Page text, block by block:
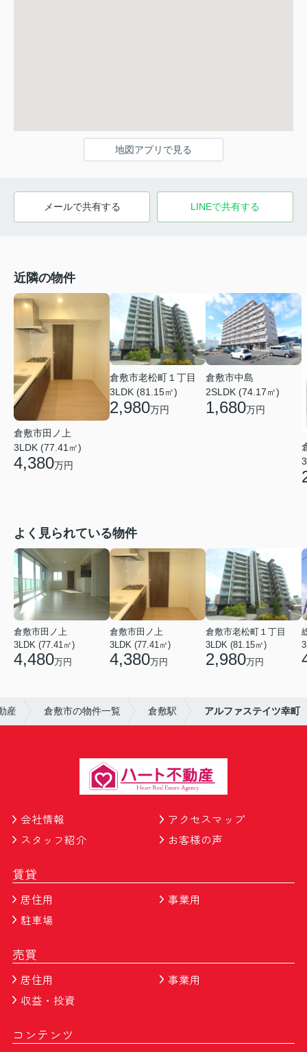
地図アプリで見る
メールで共有する LINEで共有する
近隣の物件
倉敷市田ノ上
3LDK (77.41㎡)
4,380万円
倉敷市老松町１丁目
3LDK (81.15㎡)
2,980万円
倉敷市中島
2SLDK (74.17㎡)
1,680万円
よく見られている物件
倉敷市田ノ上
3LDK (77.41㎡)
4,480万円
倉敷市田ノ上
3LDK (77.41㎡)
4,380万円
倉敷市老松町１丁目
3LDK (81.15㎡)
2,980万円
産 倉敷市の物件一覧 倉敷駅 アルファステイツ幸町
会社情報
アクセスマップ
スタッフ紹介
お客様の声
賃貸
居住用
事業用
駐車場
売買
居住用
事業用
収益・投資
コンテンツ